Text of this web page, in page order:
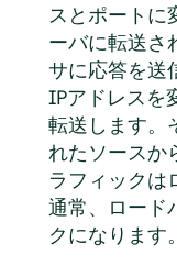
スとポートに
ーバに転送さ
サに応答を送
IPアドレスを
転送します。
れたソースか
ラフィックは
通常、ロード
クになります。